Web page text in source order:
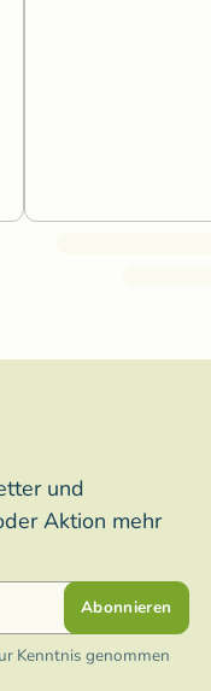
und
Aktion mehr
Abonnieren
Kenntnis genommen